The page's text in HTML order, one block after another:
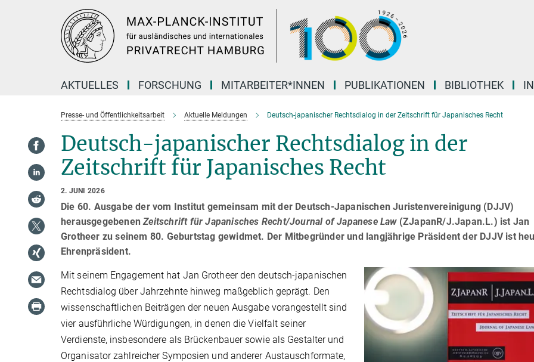
AKTUELLES FORSCHUNG MITARBEITER*INNEN PUBLIKATIONEN BIBLIOTHEK
Presse- und Öffentlichkeitsarbeit Aktuelle Meldungen Deutsch-japanischer Rechtsdialog in der Zeitschrift für Japanisches Recht
Deutsch-japanischer Rechtsdialog in der
Zeitschrift für Japanisches Recht
2. JUNI 2026
Die 60. Ausgabe der vom Institut gemeinsam mit der Deutsch-Japanischen Juristenvereinigung (DJJV)
herausgegebenenZeitschrift für Japanisches Recht/Journal of Japanese Law(ZJapanR/J.Japan.L.) ist Jan
Grotheer zu seinem 80. Geburtstag gewidmet. Der Mitbegründer und langjährige Präsident der DJJV ist
Ehrenpräsident.
Mit seinem Engagement hat Jan Grotheer den deutsch-japanischen
Rechtsdialog über Jahrzehnte hinweg maßgeblich geprägt. Den
wissenschaftlichen Beiträgen der neuen Ausgabe vorangestellt sind
vier ausführliche Würdigungen, in denen die Vielfalt seiner
Verdienste, insbesondere als Brückenbauer sowie als Gestalter und
Organisator zahlreicher Symposien und anderer Austauschformate,